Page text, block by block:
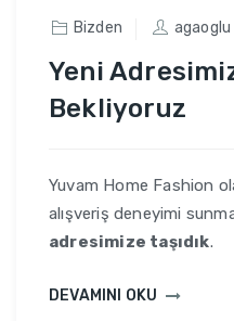
Bizden agaoglu
Yeni
Bekliyoruz
Yuvam Home Fashion
alışveriş deneyimi
adresimize taşıdık.
DEVAMINI OKU